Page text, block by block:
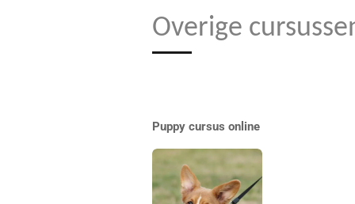
Overige
Puppy cursus online